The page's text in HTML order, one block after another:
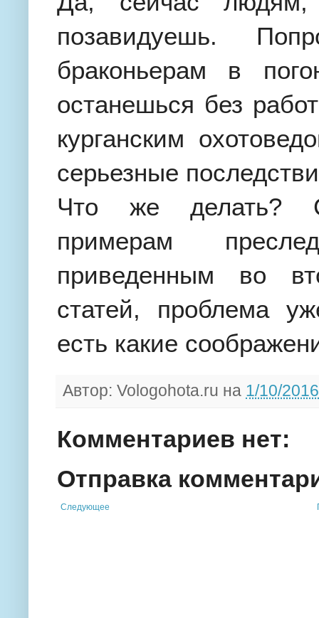
позавидуешь.
браконьерам в
останешься без
курганским
серьезные
Что же делать?
примерам
приведенным во
статей, проблема
есть какие
Автор: Vologohota.ru на 1/10/2016
Комментариев нет:
Отправка
Следующее